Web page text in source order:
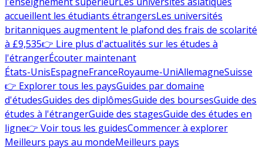
accueillent les étudiants étrangersLes universités
britanniques augmentent le plafond des frais de scolarité
à £9,535👉 Lire plus d'actualités sur les études à
l'étrangerÉcouter maintenant
États-UnisEspagneFranceRoyaume-UniAllemagneSuisse
👉 Explorer tous les paysGuides par domaine
d'étudesGuides des diplômesGuide des boursesGuide des
études à l'étrangerGuide des stagesGuide des études en
ligne👉 Voir tous les guidesCommencer à explorer
Meilleurs pays au mondeMeilleurs pays